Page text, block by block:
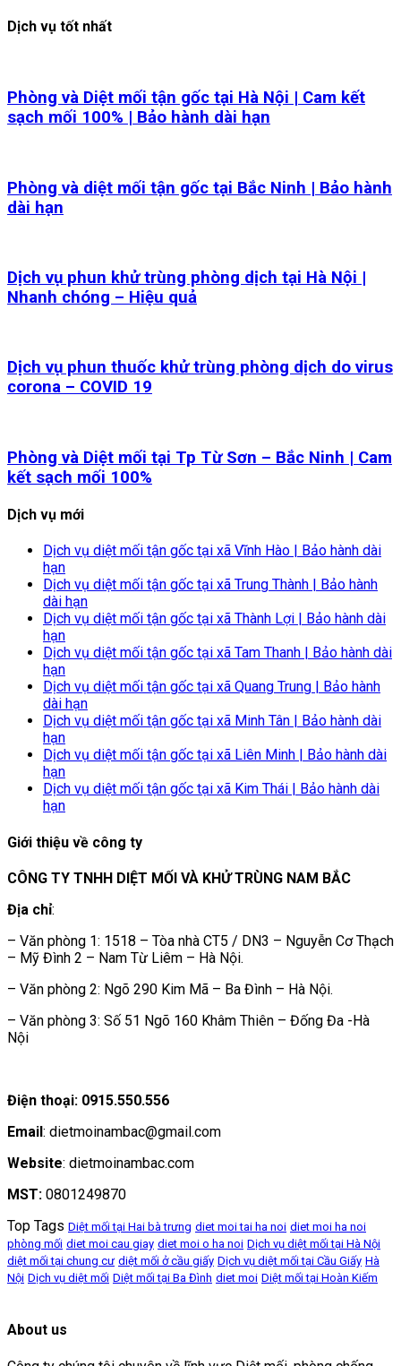
Dịch vụ tốt nhất
Phòng và Diệt mối tận gốc tại Hà Nội | Cam kết
sạch mối 100% | Bảo hành dài hạn
Phòng và diệt mối tận gốc tại Bắc Ninh | Bảo hành
dài hạn
Dịch vụ phun khử trùng phòng dịch tại Hà Nội |
Nhanh chóng – Hiệu quả
Dịch vụ phun thuốc khử trùng phòng dịch do virus
corona – COVID 19
Phòng và Diệt mối tại Tp Từ Sơn – Bắc Ninh | Cam
kết sạch mối 100%
Dịch vụ mới
Dịch vụ diệt mối tận gốc tại xã Vĩnh Hào | Bảo hành dài
hạn
Dịch vụ diệt mối tận gốc tại xã Trung Thành | Bảo hành
dài hạn
Dịch vụ diệt mối tận gốc tại xã Thành Lợi | Bảo hành dài
hạn
Dịch vụ diệt mối tận gốc tại xã Tam Thanh | Bảo hành dài
hạn
Dịch vụ diệt mối tận gốc tại xã Quang Trung | Bảo hành
dài hạn
Dịch vụ diệt mối tận gốc tại xã Minh Tân | Bảo hành dài
hạn
Dịch vụ diệt mối tận gốc tại xã Liên Minh | Bảo hành dài
hạn
Dịch vụ diệt mối tận gốc tại xã Kim Thái | Bảo hành dài
hạn
Giới thiệu về công ty
CÔNG TY TNHH DIỆT MỐI VÀ KHỬ TRÙNG NAM BẮC
Địa chỉ:
– Văn phòng 1: 1518 – Tòa nhà CT5 / DN3 – Nguyễn Cơ Thạch
– Mỹ Đình 2 – Nam Từ Liêm – Hà Nội.
– Văn phòng 2: Ngõ 290 Kim Mã – Ba Đình – Hà Nội.
– Văn phòng 3: Số 51 Ngõ 160 Khâm Thiên – Đống Đa -Hà
Nội
Điện thoại: 0915.550.556
Email: dietmoinambac@gmail.com
Website: dietmoinambac.com
MST: 0801249870
Top Tags Diệt mối tại Hai bà trưng diet moi tai ha noi diet moi ha noi
phòng mối diet moi cau giay diet moi o ha noi Dịch vụ diệt mối tại Hà Nội
diệt mối tại chung cư diệt mối ở cầu giấy Dịch vụ diệt mối tại Cầu Giấy Hà
Nội Dịch vụ diệt mối Diệt mối tại Ba Đình diet moi Diệt mối tại Hoàn Kiếm
About us